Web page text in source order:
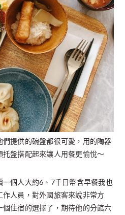
提供的碗盤都很可愛，用的陶器
盤搭配起來讓人用餐更愉悅～
個人大約6、7千日幣含早餐我也
人員，對外國旅客來說非常方
住宿的選擇了，期待他的分館六